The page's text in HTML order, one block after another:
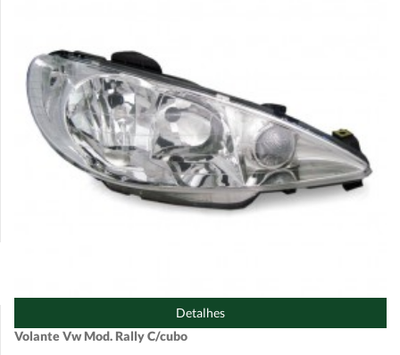
Detalhes
Volante Vw Mod. Rally C/cubo